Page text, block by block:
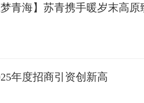
梦青海】苏青携手暖岁末高
年度招商引资创新高